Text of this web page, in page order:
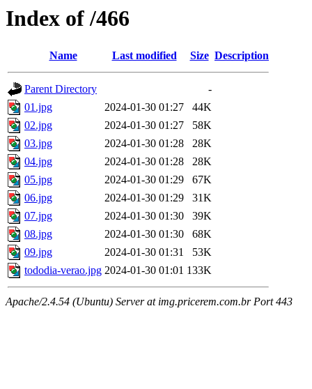
Index of /466
Name Last modified Size Description
Parent Directory
-
01.jpg
2024-01-30 01:27
44K
02.jpg
2024-01-30 01:27
58K
03.jpg
2024-01-30 01:28
28K
04.jpg
2024-01-30 01:28
28K
05.jpg
2024-01-30 01:29
67K
06.jpg
2024-01-30 01:29
31K
07.jpg
2024-01-30 01:30
39K
08.jpg
2024-01-30 01:30
68K
09.jpg
2024-01-30 01:31
53K
tododia-verao.jpg 2024-01-30 01:01 133K
Apache/2.4.54 (Ubuntu) Server at img.pricerem.com.br Port 443